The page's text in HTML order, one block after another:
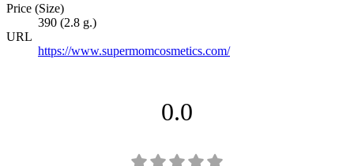
Price (Size)
390 (2.8 g.)
URL
https://www.supermomcosmetics.com/
0.0